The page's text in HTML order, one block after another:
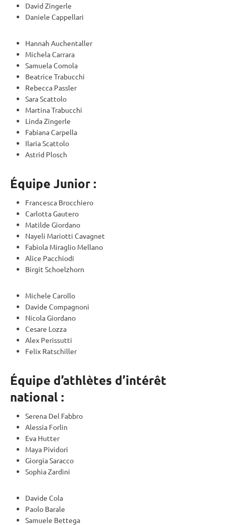
David Zingerle
Daniele Cappellari
Hannah Auchentaller
Michela Carrara
Samuela Comola
Beatrice Trabucchi
Rebecca Passler
Sara Scattolo
Martina Trabucchi
Linda Zingerle
Fabiana Carpella
Ilaria Scattolo
Astrid Plosch
Équipe Junior :
Francesca Brocchiero
Carlotta Gautero
Matilde Giordano
Nayeli Mariotti Cavagnet
Fabiola Miraglio Mellano
Alice Pacchiodi
Birgit Schoelzhorn
Michele Carollo
Davide Compagnoni
Nicola Giordano
Cesare Lozza
Alex Perissutti
Felix Ratschiller
Équipe d’athlètes d’intérêt
national :
Serena Del Fabbro
Alessia Forlin
Eva Hutter
Maya Pividori
Giorgia Saracco
Sophia Zardini
Davide Cola
Paolo Barale
Samuele Bettega